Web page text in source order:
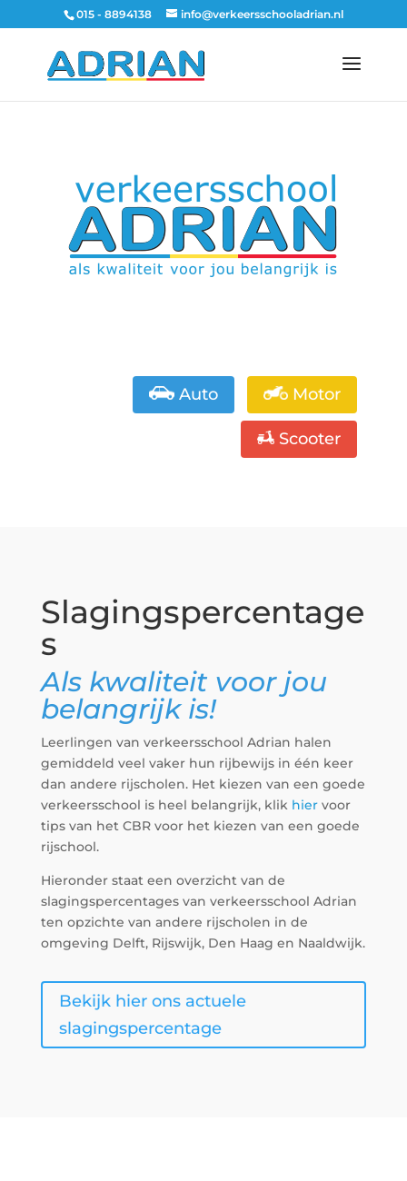
015 - 8894138 info@verkeersschooladrian.nl
Auto Motor
Scooter
Slagingspercentage
s
Als kwaliteit voor jou
belangrijk is!
Leerlingen van verkeersschool Adrian halen
gemiddeld veel vaker hun rijbewijs in één keer
dan andere rijscholen. Het kiezen van een goede
verkeersschool is heel belangrijk, klik hier voor
tips van het CBR voor het kiezen van een goede
rijschool.
Hieronder staat een overzicht van de
slagingspercentages van verkeersschool Adrian
ten opzichte van andere rijscholen in de
omgeving Delft, Rijswijk, Den Haag en Naaldwijk.
Bekijk hier ons actuele
slagingspercentage